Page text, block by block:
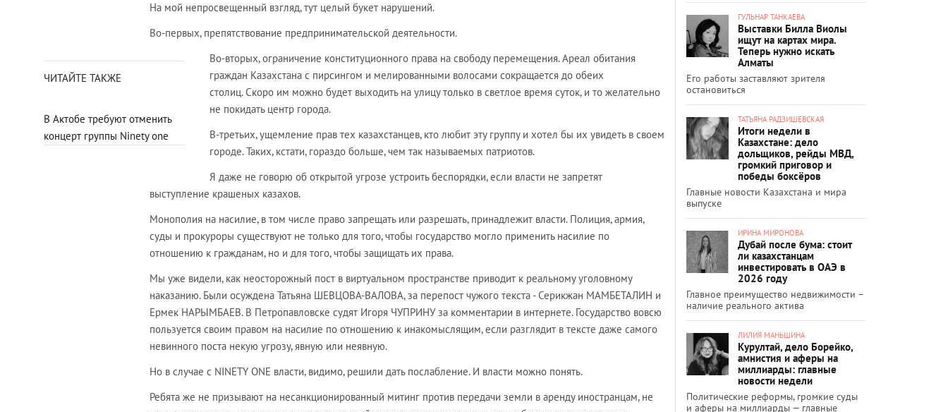
На мой непросвещенный взгляд, тут целый букет нарушений.
Во-первых, препятствование предпринимательской деятельности.
ЧИТАЙТЕ ТАКЖЕ
В Актобе требуют отменить
концерт группы Ninety one
Во-вторых, ограничение конституционного права на свободу перемещения. Ареал обитания
граждан Казахстана с пирсингом и мелированными волосами сокращается до обеих
столиц. Скоро им можно будет выходить на улицу только в светлое время суток, и то желательно
не покидать центр города.
В-третьих, ущемление прав тех казахстанцев, кто любит эту группу и хотел бы их увидеть в своем
городе. Таких, кстати, гораздо больше, чем так называемых патриотов.
Я даже не говорю об открытой угрозе устроить беспорядки, если власти не запретят
выступление крашеных казахов.
Монополия на насилие, в том числе право запрещать или разрешать, принадлежит власти. Полиция, армия,
суды и прокуроры существуют не только для того, чтобы государство могло применить насилие по
отношению к гражданам, но и для того, чтобы защищать их права.
Мы уже видели, как неосторожный пост в виртуальном пространстве приводит к реальному уголовному
наказанию. Были осуждена Татьяна ШЕВЦОВА-ВАЛОВА, за перепост чужого текста - Серикжан МАМБЕТАЛИН и
Ермек НАРЫМБАЕВ. В Петропавловске судят Игоря ЧУПРИНУ за комментарии в интернете. Государство вовсю
пользуется своим правом на насилие по отношению к инакомыслящим, если разглядит в тексте даже самого
невинного поста некую угрозу, явную или неявную.
Но в случае с NINETY ONE власти, видимо, решили дать послабление. И власти можно понять.
Ребята же не призывают на несанкционированный митинг против передачи земли в аренду иностранцам, не
ГУЛЬНАР ТАНКАЕВА
Выставки Билла Виолы
ищут на картах мира.
Теперь нужно искать
Алматы
Его работы заставляют зрителя
остановиться
ТАТЬЯНА РАДЗИШЕВСКАЯ
Итоги недели в
Казахстане: дело
дольщиков, рейды МВД,
громкий приговор и
победы боксёров
Главные новости Казахстана и мира
выпуске
ИРИНА МИРОНОВА
Дубай после бума: стоит
ли казахстанцам
инвестировать в ОАЭ в
2026 году
Главное преимущество недвижимости –
наличие реального актива
ЛИЛИЯ МАНЬШИНА
Курултай, дело Борейко,
амнистия и аферы на
миллиарды: главные
новости недели
Политические реформы, громкие суды
и аферы на миллиарды — главные